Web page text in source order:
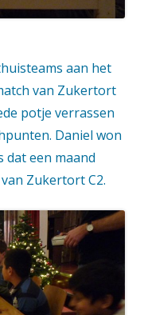
aan het
van Zukertort
potje verrassen
Daniel won
dat een maand
Zukertort C2.